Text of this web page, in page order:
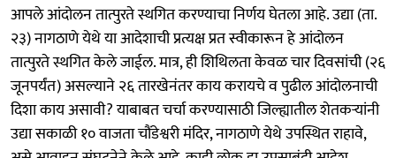
आपले आंदोलन तात्पुरते स्थगित करण्याचा निर्णय घेतला आहे. उद्या (ता.
२३) नागठाणे येथे या आदेशाची प्रत्यक्ष प्रत स्वीकारून हे आंदोलन
तात्पुरते स्थगित केले जाईल. मात्र, ही शिथिलता केवळ चार दिवसांची (२६
जूनपर्यंत) असल्याने २६ तारखेनंतर काय करायचे व पुढील आंदोलनाची
दिशा काय असावी? याबाबत चर्चा करण्यासाठी जिल्ह्यातील शेतकऱ्यांनी
उद्या सकाळी १० वाजता चौंडेश्वरी मंदिर, नागठाणे येथे उपस्थित राहावे,